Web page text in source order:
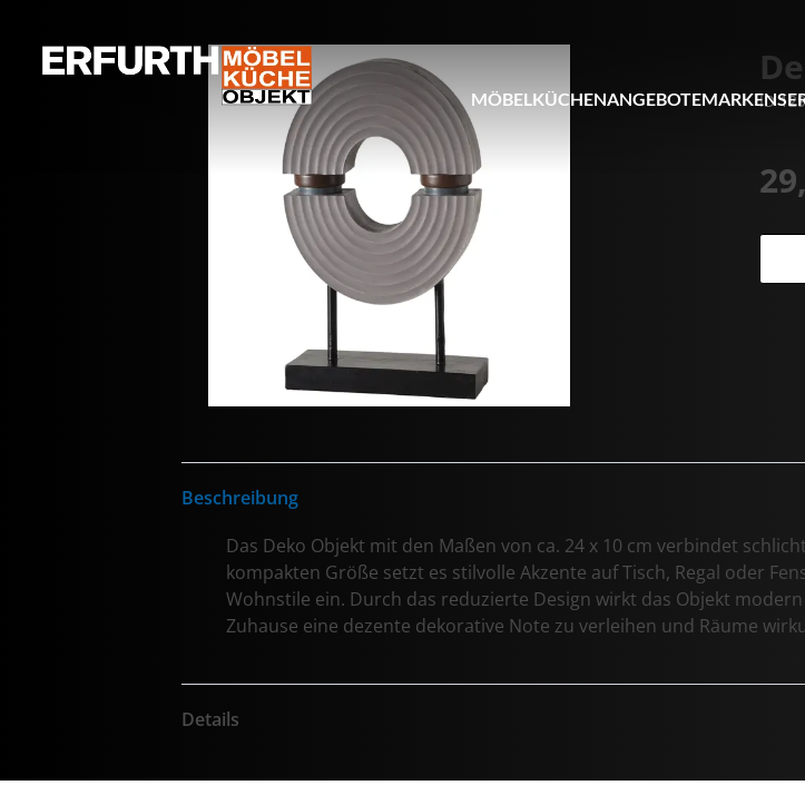
MÖBELKÜCHENANGEBOTEMARKEN
ID
Beschreibung
Das Deko Objekt mit den Maßen von ca. 24 x 10 cm verbindet
kompakten Größe setzt es stilvolle Akzente auf Tisch, Regal oder
Wohnstile ein. Durch das reduzierte Design wirkt das Objekt
Zuhause eine dezente dekorative Note zu verleihen und Räume
Details